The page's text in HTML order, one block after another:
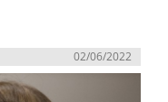
02/06/2022